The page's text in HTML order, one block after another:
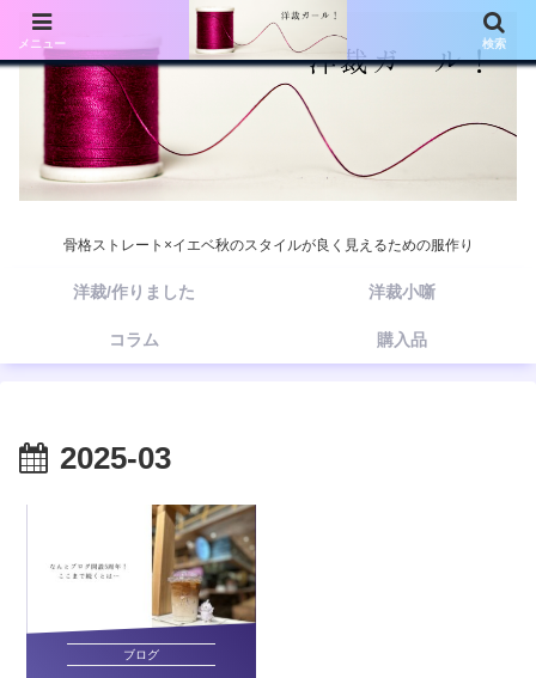
骨格ストレート×イエベ秋のスタイルが良く見えるための服作り
洋裁/作りました 洋裁小噺
コラム 購入品
2025-03
ブログ
メニュー 検索